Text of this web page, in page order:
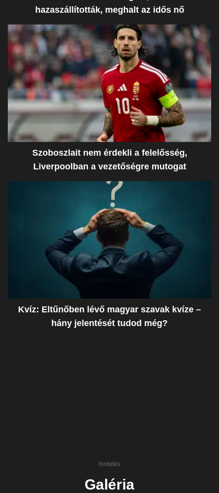
hazaszállították, meghalt az idős nő
Szoboszlait nem érdekli a felelősség,
Liverpoolban a vezetőségre mutogat
Kvíz: Eltűnőben lévő magyar szavak kvíze –
hány jelentését tudod még?
hirdetés
Galéria